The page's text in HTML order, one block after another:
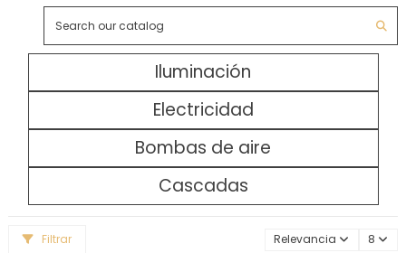
Iluminación
Electricidad
Bombas de aire
Cascadas
Filtrar Relevancia 8